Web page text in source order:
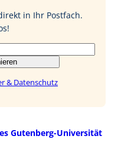
in Ihr Postfach.
& Datenschutz
Gutenberg-Universität